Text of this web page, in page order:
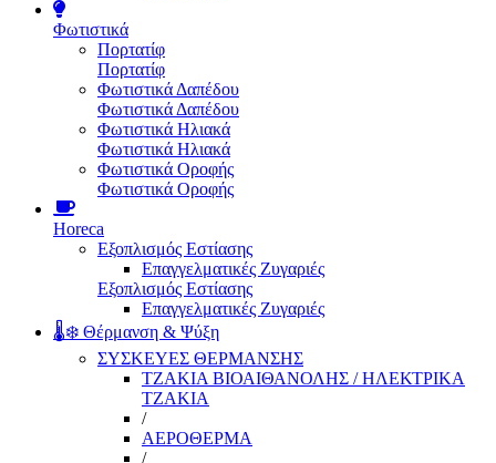
Φωτιστικά
Πορτατίφ
Πορτατίφ
Φωτιστικά Δαπέδου
Φωτιστικά Δαπέδου
Φωτιστικά Ηλιακά
Φωτιστικά Ηλιακά
Φωτιστικά Οροφής
Φωτιστικά Οροφής
Horeca
Εξοπλισμός Εστίασης
Επαγγελματικές Ζυγαριές
Εξοπλισμός Εστίασης
Επαγγελματικές Ζυγαριές
🌡️❄️ Θέρμανση & Ψύξη
ΣΥΣΚΕΥΕΣ ΘΕΡΜΑΝΣΗΣ
ΤΖΑΚΙΑ ΒΙΟΑΙΘΑΝΟΛΗΣ / ΗΛΕΚΤΡΙΚΑ
ΤΖΑΚΙΑ
/
ΑΕΡΟΘΕΡΜΑ
/